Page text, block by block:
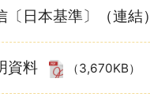
日本基準〕（連結）
資料 （3,670KB）